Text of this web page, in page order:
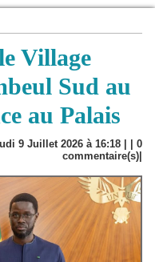
Village
Sud au
au Palais
9 Juillet 2026 à 16:18 | | 0
commentaire(s)|